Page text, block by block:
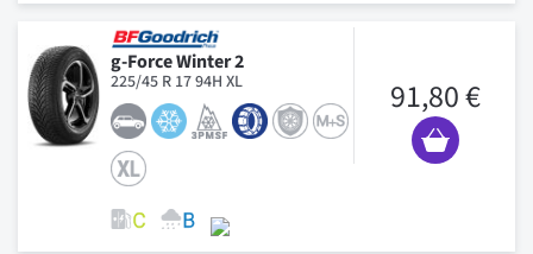
g-Force Winter 2
225/45 R 17 94H XL 91,80 €